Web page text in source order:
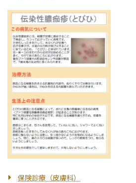
保険診療（皮膚科）